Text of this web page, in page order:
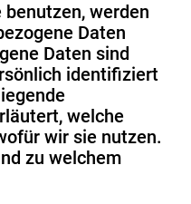
werden
Daten
Daten sind
identifiziert
welche
wir sie nutzen.
zu welchem